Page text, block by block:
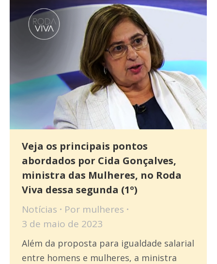
Veja os principais pontos
abordados por Cida Gonçalves,
ministra das Mulheres, no Roda
Viva dessa segunda (1º)
Notícias Por mulheres
3 de maio de 2023
Além da proposta para igualdade salarial
entre homens e mulheres, a ministra